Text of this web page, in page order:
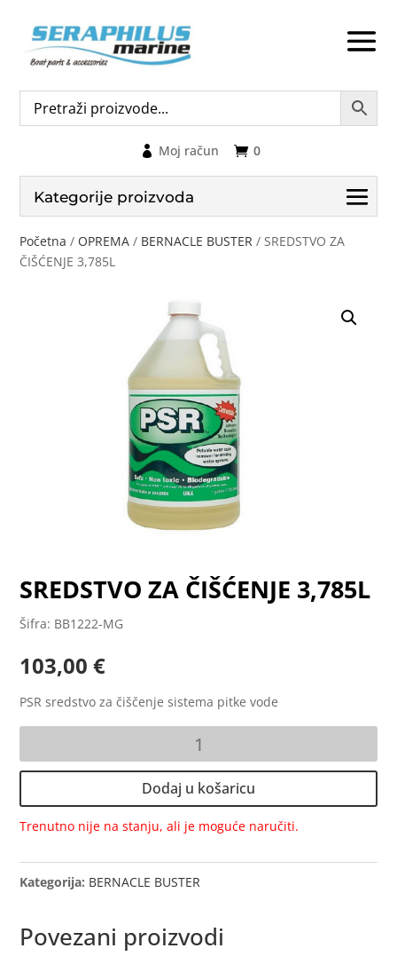
0
Moj račun
Kategorije proizvoda
Početna / OPREMA / BERNACLE BUSTER / SREDSTVO ZA
ČIŠĆENJE 3,785L
SREDSTVO ZA ČIŠĆENJE 3,785L
Šifra: BB1222-MG
103,00€
PSR sredstvo za čiščenje sistema pitke vode
ČIŠĆENJE
Dodaj u košaricu
Trenutno nije na stanju, ali je moguće naručiti.
Kategorija: BERNACLE BUSTER
Povezani proizvodi